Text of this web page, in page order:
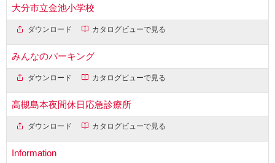
大分市立金池小学校
ダウンロード カタログビューで見る
みんなのパーキング
ダウンロード カタログビューで見る
高槻島本夜間休日応急診療所
ダウンロード カタログビューで見る
Information